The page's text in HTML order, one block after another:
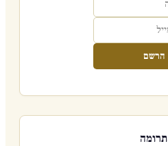
הרשם
תרומה